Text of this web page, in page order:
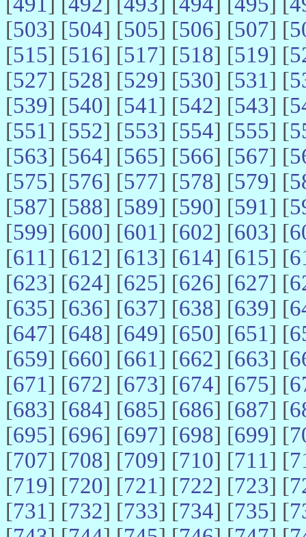
[503] [504] [505] [506] [507] [
[515] [516] [517] [518] [519] [
[527] [528] [529] [530] [531] [
[539] [540] [541] [542] [543] [
[551] [552] [553] [554] [555] [
[563] [564] [565] [566] [567] [
[575] [576] [577] [578] [579] [
[587] [588] [589] [590] [591] [
[599] [600] [601] [602] [603] [
[611] [612] [613] [614] [615] [
[623] [624] [625] [626] [627] [
[635] [636] [637] [638] [639] [
[647] [648] [649] [650] [651] [
[659] [660] [661] [662] [663] [
[671] [672] [673] [674] [675] [
[683] [684] [685] [686] [687] [
[695] [696] [697] [698] [699] [
[707] [708] [709] [710] [711] [
[719] [720] [721] [722] [723] [
[731] [732] [733] [734] [735] [